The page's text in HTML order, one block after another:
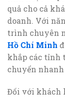
quả cho cả
doanh. Với
trình chuyên
Hồ Chí Minh
khắp các tỉnh
chuyển
Đối với khách